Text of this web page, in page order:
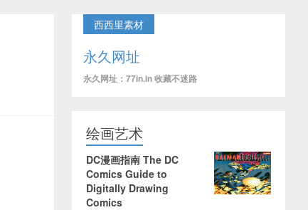
西西里素材
永久网址
永久网址：77in.in 收藏不迷路
绘画艺术
DC漫画指南 The DC
Comics Guide to
Digitally Drawing
Comics